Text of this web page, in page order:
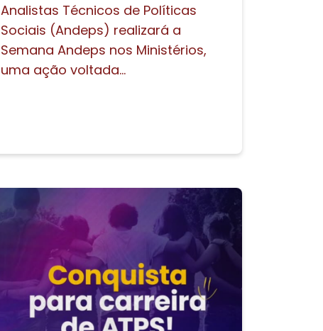
Analistas Técnicos de Políticas
Sociais (Andeps) realizará a
Semana Andeps nos Ministérios,
uma ação voltada...